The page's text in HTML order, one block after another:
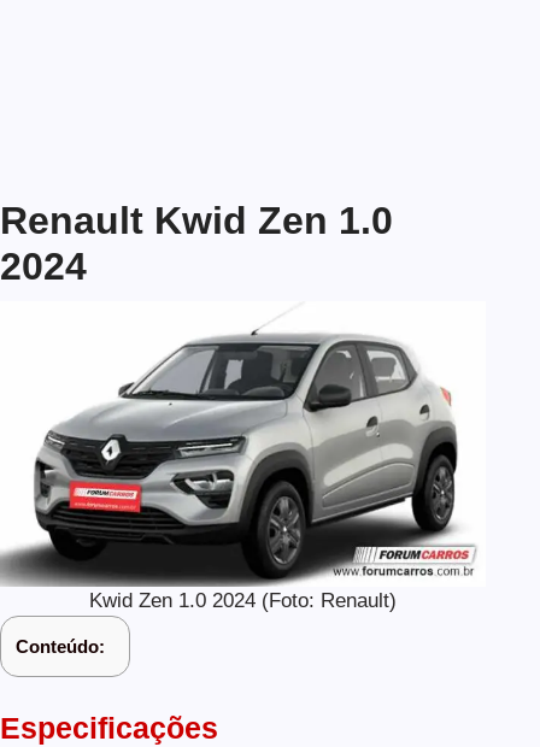
Renault Kwid Zen 1.0
2024
Kwid Zen 1.0 2024 (Foto: Renault)
Conteúdo:
Especificações